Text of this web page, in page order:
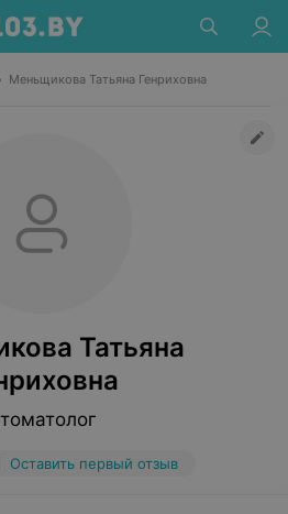
Меньщикова Татьяна Генриховна
Татьяна
Оставить первый отзыв